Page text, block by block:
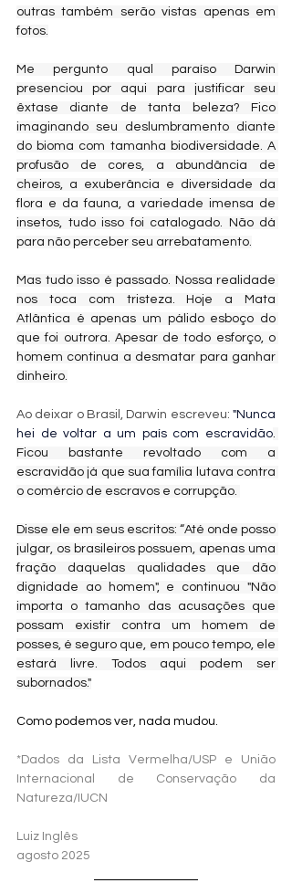
outras também serão vistas apenas em
fotos.
Me pergunto qual paraíso Darwin
presenciou por aqui para justificar seu
êxtase diante de tanta beleza? Fico
imaginando seu deslumbramento diante
do bioma com tamanha biodiversidade. A
profusão de cores, a abundância de
cheiros, a exuberância e diversidade da
flora e da fauna, a variedade imensa de
insetos, tudo isso foi catalogado. Não dá
para não perceber seu arrebatamento.
Mas tudo isso é passado. Nossa realidade
nos toca com tristeza. Hoje a Mata
Atlântica é apenas um pálido esboço do
que foi outrora. Apesar de todo esforço, o
homem continua a desmatar para ganhar
dinheiro.
Ao deixar o Brasil, Darwin escreveu: "Nunca
hei de voltar a um país com escravidão
Ficou bastante revoltado com a
escravidão já que sua família lutava contra
o comércio de escravos e corrupção.
Disse ele em seus escritos: “Até onde posso
julgar, os brasileiros possuem, apenas uma
fração daquelas qualidades que dão
dignidade ao homem", e continuou "Não
importa o tamanho das acusações que
possam existir contra um homem de
posses, é seguro que, em pouco tempo, ele
estará livre. Todos aqui podem ser
subornados."
​​Como podemos ver, nada mudou.
*Dados da Lista Vermelha/USP e União
Internacional de Conservação da
Natureza/IUCN
Luiz Inglês
agosto 2025